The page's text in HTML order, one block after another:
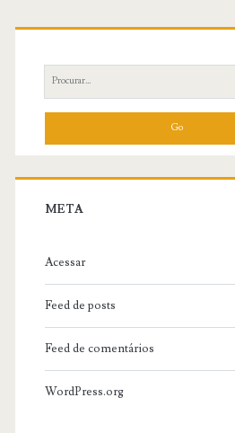
da
inteligência
artificial.
Primary
Sidebar
Search
for:
META
Acessar
Feed de posts
Feed de comentários
WordPress.org